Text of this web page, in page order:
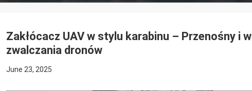
Zakłócacz UAV w stylu karabinu – Przenośny
zwalczania dronów
June 23, 2025